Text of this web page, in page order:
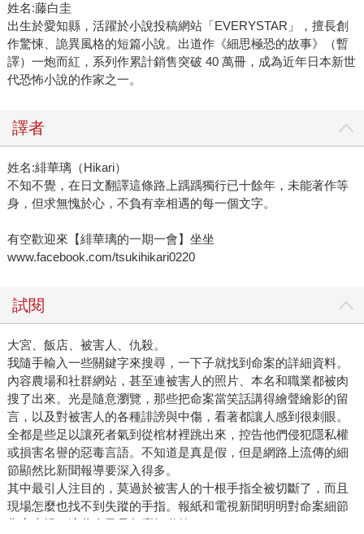
姓名:藤白圭
出生於愛知縣，活躍於小說投稿網站「EVERYSTAR」，擅長創
作驚悚、詭異風格的短篇小說。出道作《細思極恐的故事》（暫
譯）一炮而紅，系列作累計銷售突破 40 萬冊，成為近年日本新世
代恐怖小說的作家之一。
譯者
姓名:緋華璃（Hikari）
不知不覺，在日文翻譯這條路上踽踽獨行已十餘年，未能著作等
身，但求無愧於心，不負有幸相遇的每一個文字。
有空歡迎來【緋華璃的一期一會】坐坐
www.facebook.com/tsukihikari0220
試閱
大宮、飯店、被害人、仇殺。
我隨手輸入一些關鍵字來搜尋，一下子就找到命案的詳細資料。
內容農場和社群網站，甚至連被害人的照片、本名和職業都被肉
搜了出來。光是隨意瀏覽，那些把命案當笑話講得繪聲繪影的留
言，以及對被害人的各種誹謗與中傷，看著都讓人感到很刺眼。
全都是些足以讓死者氣到從棺材裡跳出來，控告他們侵犯隱私權
或損害名譽的惡毒言語。不知道是真是假，但是網路上流傳的細
節顯然比新聞報導要深入得多。
其中最引人注目的，莫過於被害人的十根手指全被切斷了，而且
現場怎麼也找不到失蹤的手指。報紙和電視新聞明明對命案細節
隻字未提，這些人又是怎麼知道的？